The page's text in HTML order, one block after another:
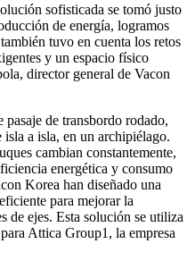
sofisticada se tomó justo
de energía, logramos
tuvo en cuenta los retos
y un espacio físico
director general de Vacon
de transbordo rodado,
isla a isla, en un archipiélago.
cambian constantemente,
energética y consumo
Korea han diseñado una
para mejorar la
de ejes. Esta solución se utiliza
Attica Group1, la empresa